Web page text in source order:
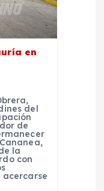
en
del
de
la
con